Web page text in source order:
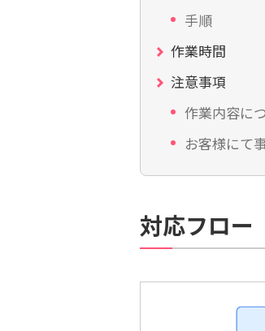
手順
作業時間
注意事項
作業内容に
お客様にて
対応フロー